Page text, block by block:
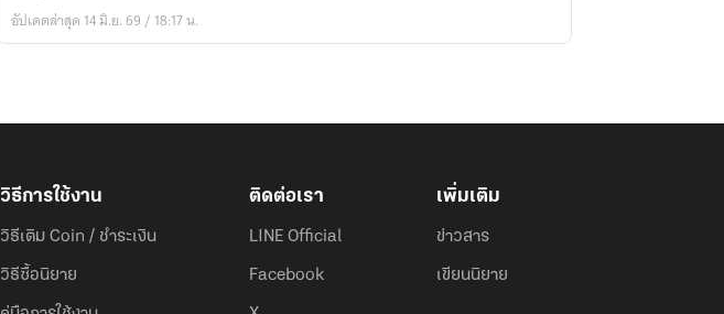
ปลาย
the
of
Your
อัปเดตล่าสุด 14 มิ.ย. 69 / 18:17 น.
วิธีการใช้งาน
วิธีเติม Coin / ชำระเงิน
วิธีซื้อนิยาย
ติดต่อเรา
LINE Official
Facebook
เพิ่มเติม
ข่าวสาร
เขียนนิยาย